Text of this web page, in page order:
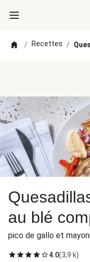
/ Recettes /
au blé
pico de gallo et
4.0(3,9 k)